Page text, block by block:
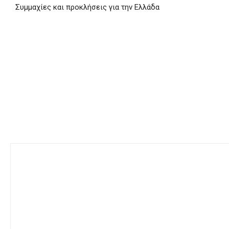
Συμμαχίες και προκλήσεις για την Ελλάδα